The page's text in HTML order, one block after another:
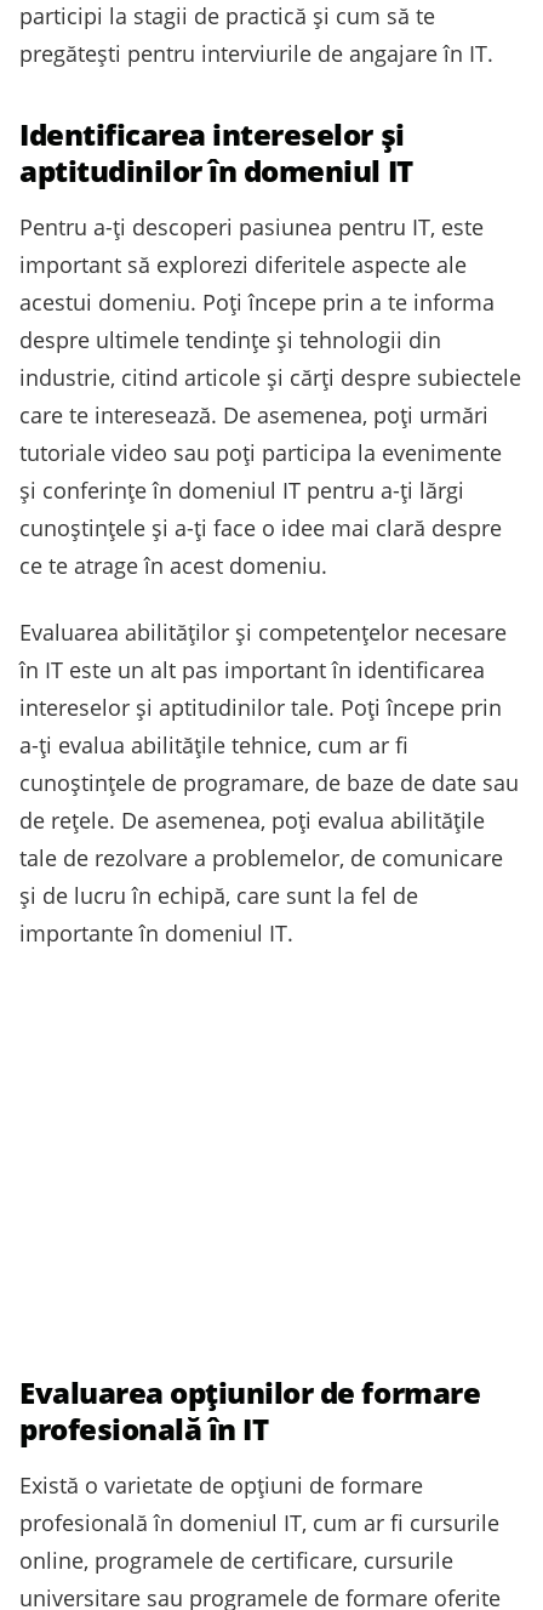
participi la stagii de practică și cum să te
pregătești pentru interviurile de angajare în IT.
Identificarea intereselor și
aptitudinilor în domeniul IT
Pentru a-ți descoperi pasiunea pentru IT, este
important să explorezi diferitele aspecte ale
acestui domeniu. Poți începe prin a te informa
despre ultimele tendințe și tehnologii din
industrie, citind articole și cărți despre subiectele
care te interesează. De asemenea, poți urmări
tutoriale video sau poți participa la evenimente
și conferințe în domeniul IT pentru a-ți lărgi
cunoștințele și a-ți face o idee mai clară despre
ce te atrage în acest domeniu.
Evaluarea abilităților și competențelor necesare
în IT este un alt pas important în identificarea
intereselor și aptitudinilor tale. Poți începe prin
a-ți evalua abilitățile tehnice, cum ar fi
cunoștințele de programare, de baze de date sau
de rețele. De asemenea, poți evalua abilitățile
tale de rezolvare a problemelor, de comunicare
și de lucru în echipă, care sunt la fel de
importante în domeniul IT.
Evaluarea opțiunilor de formare
profesională în IT
Există o varietate de opțiuni de formare
profesională în domeniul IT, cum ar fi cursurile
online, programele de certificare, cursurile
universitare sau programele de formare oferite